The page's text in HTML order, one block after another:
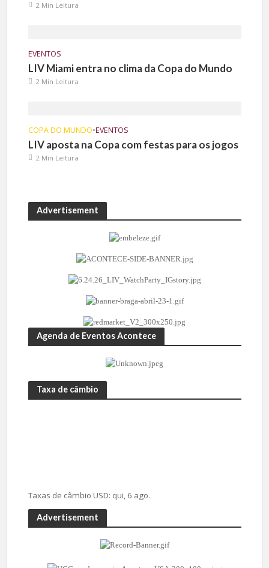
2 Min Leitura
EVENTOS
LIV Miami entra no clima da Copa do Mundo
2 Min Leitura
COPA DO MUNDO•EVENTOS
LIV aposta na Copa com festas para os jogos
2 Min Leitura
Advertisement
Agenda de Eventos Acontece
Taxa de câmbio
Taxas de câmbio USD: qui, 6 ago.
Advertisement